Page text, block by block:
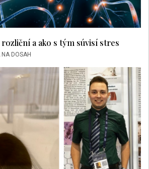
a ako s tým súvisí stres
DOSAH